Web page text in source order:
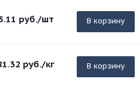
руб./шт В корзину
руб./кг В корзину